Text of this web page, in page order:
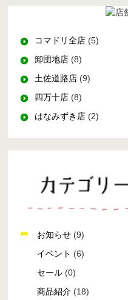
コマドリ全店 (5)
卸団地店 (8)
土佐道路店 (9)
四万十店 (8)
はなみずき店 (2)
お知らせ (9)
イベント (6)
セール (0)
商品紹介 (18)